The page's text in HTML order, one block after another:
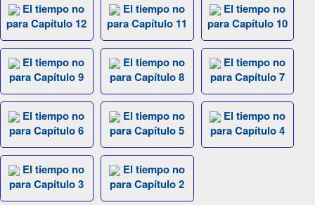
El tiempo no
para Capítulo 12
El tiempo no
para Capítulo 11
El tiempo no
para Capítulo 10
El tiempo no
para Capítulo 9
El tiempo no
para Capítulo 8
El tiempo no
para Capítulo 7
El tiempo no
para Capítulo 6
El tiempo no
para Capítulo 5
El tiempo no
para Capítulo 4
El tiempo no
para Capítulo 3
El tiempo no
para Capítulo 2